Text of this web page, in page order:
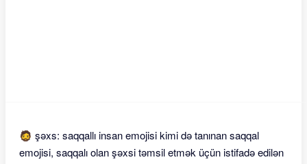
🧔 şəxs: saqqallı insan emojisi kimi də tanınan saqqal
emojisi, saqqalı olan şəxsi təmsil etmək üçün istifadə edilən